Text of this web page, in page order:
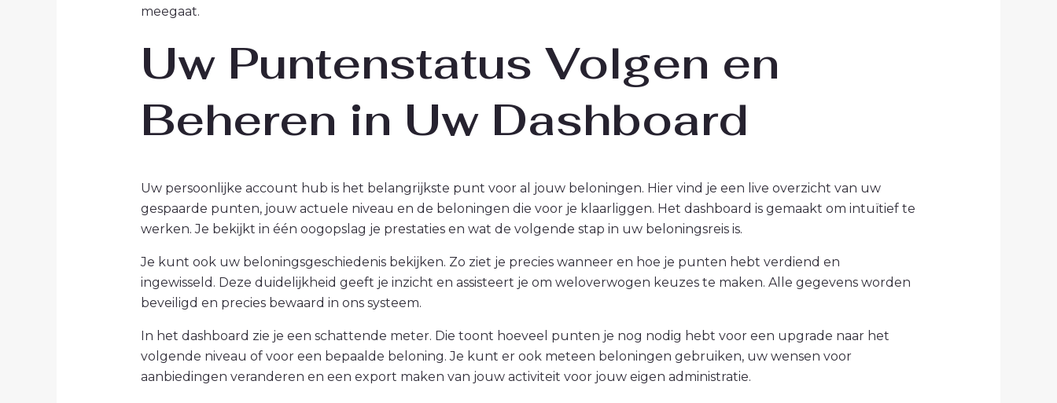
meegaat.
Uw Puntenstatus Volgen en
Beheren in Uw Dashboard
Uw persoonlijke account hub is het belangrijkste punt voor al jouw beloningen. Hier vind je een live overzicht van uw
gespaarde punten, jouw actuele niveau en de beloningen die voor je klaarliggen. Het dashboard is gemaakt om intuïtief te
werken. Je bekijkt in één oogopslag je prestaties en wat de volgende stap in uw beloningsreis is.
Je kunt ook uw beloningsgeschiedenis bekijken. Zo ziet je precies wanneer en hoe je punten hebt verdiend en
ingewisseld. Deze duidelijkheid geeft je inzicht en assisteert je om weloverwogen keuzes te maken. Alle gegevens worden
beveiligd en precies bewaard in ons systeem.
In het dashboard zie je een schattende meter. Die toont hoeveel punten je nog nodig hebt voor een upgrade naar het
volgende niveau of voor een bepaalde beloning. Je kunt er ook meteen beloningen gebruiken, uw wensen voor
aanbiedingen veranderen en een export maken van jouw activiteit voor jouw eigen administratie.